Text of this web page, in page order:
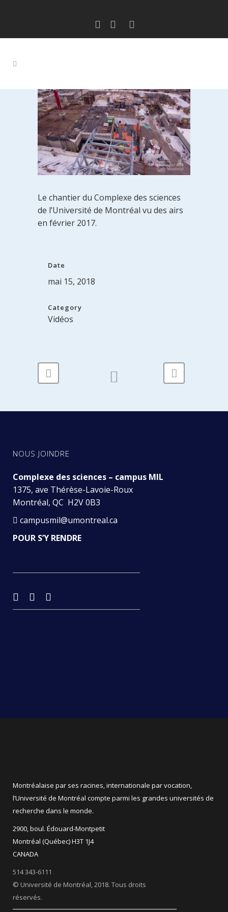
Le chantier du Complexe des sciences
de l’Université de Montréal vu des airs
en février 2017.
Date
mai 15, 2018
Category
Vidéos
NOUS JOINDRE
Complexe des sciences – campus MIL
1375, ave Thérèse-Lavoie-Roux
Montréal, QC H2V 0B3
campusmil@umontreal.ca
POUR S’Y RENDRE
Montréalaise par ses racines, internationale par vocation,
l’Université de Montréal compte parmi les grandes universités de
recherche dans le monde.
2900, boul. Édouard-Montpetit
Montréal (Québec) H3T 1J4
CANADA
514 343-6111
© Université de Montréal, 2018. Tous droits
réservés.